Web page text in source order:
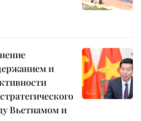
и
Вьетнамом и